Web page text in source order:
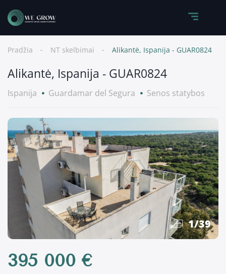
Pradžia NT skelbimai Alikantė, Ispanija - GUAR0824
Alikantė, Ispanija - GUAR0824
Ispanija Guardamar del Segura Senos statybos
1/39
395 000 €